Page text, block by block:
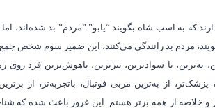
که به اسب شاه بگویند “یابو”.”مردم” بد شده‌اند،
مردم بد رانندگی می‌کنند، این ضمیر سوم شخص جمع
به‌ترین، با سوادترین، تیزترین، باهوش‌ترین فرد
از به‌ترین مربی فوتبال، باتجربه‌تر، از
و خلاصه از همه برتر هستم. این غرور باعث شده که